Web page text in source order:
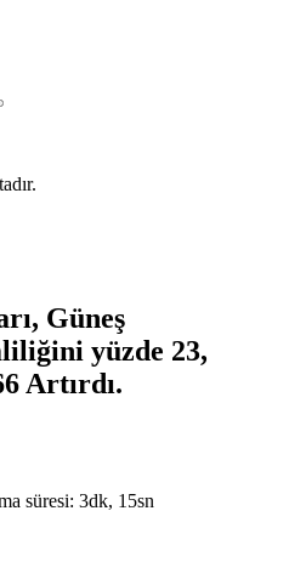
Güneş
yüzde 23,
Artırdı.
süresi: 3dk, 15sn